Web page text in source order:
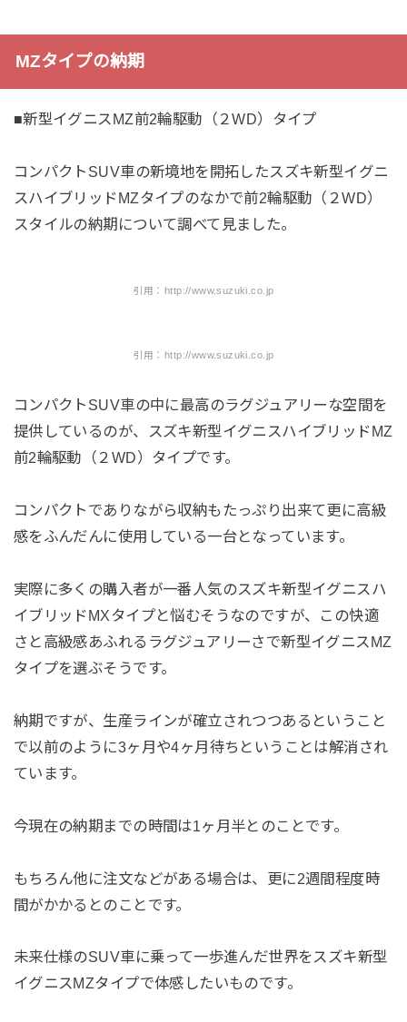
MZタイプの納期
■新型イグニスMZ前2輪駆動（２WD）タイプ
コンパクトSUV車の新境地を開拓したスズキ新型イグニ
スハイブリッドMZタイプのなかで前2輪駆動（２WD）
スタイルの納期について調べて見ました。
引用：http://www.suzuki.co.jp
引用：http://www.suzuki.co.jp
コンパクトSUV車の中に最高のラグジュアリーな空間を
提供しているのが、スズキ新型イグニスハイブリッドMZ
前2輪駆動（２WD）タイプです。
コンパクトでありながら収納もたっぷり出来て更に高級
感をふんだんに使用している一台となっています。
実際に多くの購入者が一番人気のスズキ新型イグニスハ
イブリッドMXタイプと悩むそうなのですが、この快適
さと高級感あふれるラグジュアリーさで新型イグニスMZ
タイプを選ぶそうです。
納期ですが、生産ラインが確立されつつあるということ
で以前のように3ヶ月や4ヶ月待ちということは解消され
ています。
今現在の納期までの時間は1ヶ月半とのことです。
もちろん他に注文などがある場合は、更に2週間程度時
間がかかるとのことです。
未来仕様のSUV車に乗って一歩進んだ世界をスズキ新型
イグニスMZタイプで体感したいものです。